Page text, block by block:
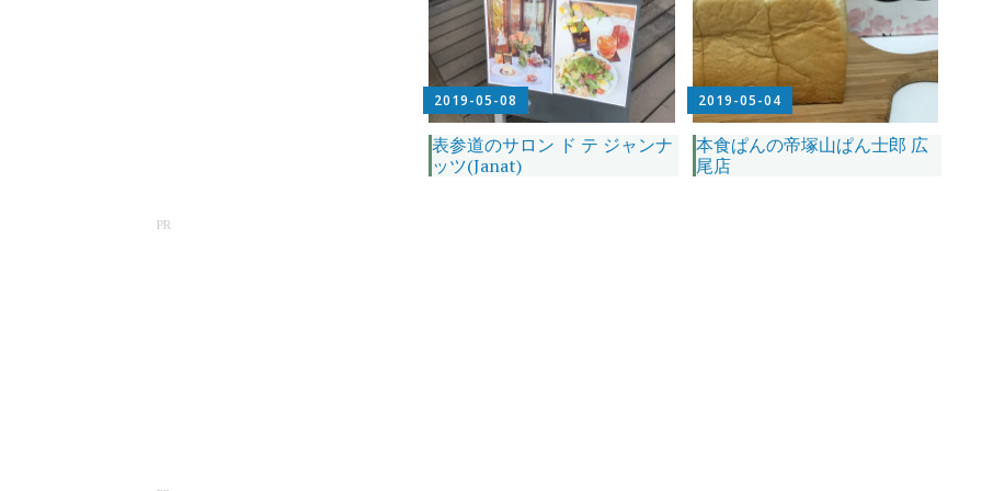
2019-05-08
表参道のサロン ド テ ジャンナ
ッツ(Janat)
2019-05-04
本食ぱんの帝塚山ぱん士郎 広
尾店
PR